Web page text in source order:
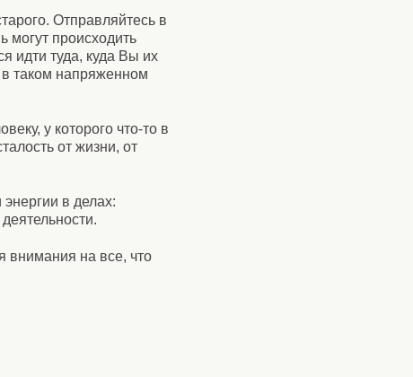
Отправляйтесь в
могут происходить
идти туда, куда Вы их
таком напряженном
у которого что-то в
от жизни, от
в делах:
внимания на все, что